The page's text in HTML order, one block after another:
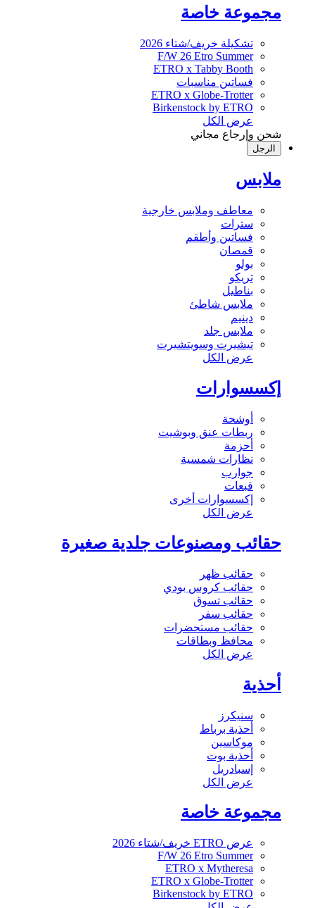
مجموعة خاصة
تشكيلة خريف/شتاء 2026
F/W 26 Etro Summer
ETRO x Tabby Booth
فساتين مناسبات
ETRO x Globe-Trotter
Birkenstock by ETRO
عرض الكل
شحن وإرجاع مجاني
الرجل
ملابس
معاطف وملابس خارجية
سترات
فساتين وأطقم
قمصان
بولو
تريكو
بناطيل
ملابس شاطئ
دينيم
ملابس جلد
تيشيرت وسويتشيرت
عرض الكل
إكسسوارات
أوشحة
ربطات عنق وبوشيت
أحزمة
نظارات شمسية
جوارب
قبعات
إكسسوارات أخرى
عرض الكل
حقائب ومصنوعات جلدية صغيرة
حقائب ظهر
حقائب كروس بودي
حقائب تسوق
حقائب سفر
حقائب مستحضرات
محافظ وبطاقات
عرض الكل
أحذية
سنيكرز
أحذية برباط
موكاسين
أحذية بوت
إسبادريل
عرض الكل
مجموعة خاصة
عرض ETRO خريف/شتاء 2026
F/W 26 Etro Summer
ETRO x Mytheresa
ETRO x Globe-Trotter
Birkenstock by ETRO